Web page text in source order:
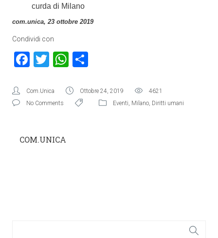
curda di Milano
com.unica, 23 ottobre 2019
Condividi con
Facebook
TwitterWhatsApp
Com.Unica Ottobre 24, 2019
4621
No Comments
Eventi, Milano, Diritti umani
COM.UNICA